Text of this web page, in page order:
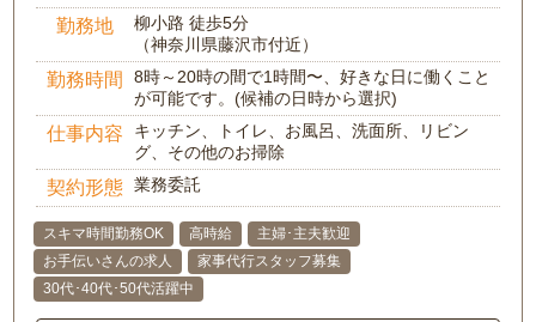
勤務地
柳小路 徒歩5分
（神奈川県藤沢市付近）
勤務時間
8時～20時の間で1時間〜、好きな日に働くこと
が可能です。(候補の日時から選択)
仕事内容
キッチン、トイレ、お風呂、洗面所、リビン
グ、その他のお掃除
契約形態 業務委託
スキマ時間勤務OK 高時給
主婦･主夫歓迎
お手伝いさんの求人
家事代行スタッフ募集
30代･40代･50代活躍中